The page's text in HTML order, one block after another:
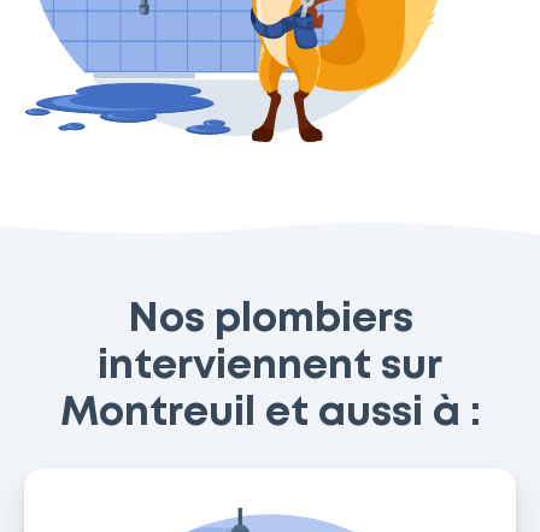
Nos plombiers
interviennent sur
Montreuil et aussi à :